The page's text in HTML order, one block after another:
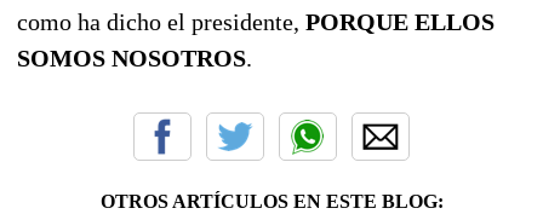
como ha dicho el presidente, PORQUE ELLOS
SOMOS NOSOTROS.
OTROS ARTÍCULOS EN ESTE BLOG: